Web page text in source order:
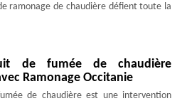
ramonage de chaudière défient toute la
de fumée de chaudière
Ramonage Occitanie
de chaudière est une intervention